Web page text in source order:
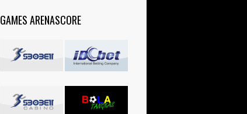
GAMES ARENASCORE